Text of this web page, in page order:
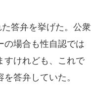
答弁を挙げた。公衆
の場合も性自認では
すけれども、これで
答弁していた。